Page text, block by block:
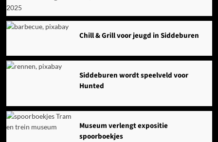
Chill & Grill voor jeugd in Siddeburen
Siddeburen wordt speelveld voor
Hunted
Museum verlengt expositie
spoorboekjes